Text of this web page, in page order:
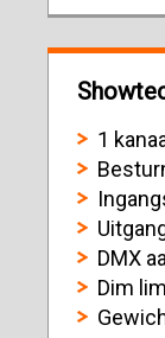
1
DMX
Dim